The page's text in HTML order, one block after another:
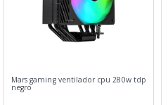
Mars gaming ventilador cpu 280w tdp
negro